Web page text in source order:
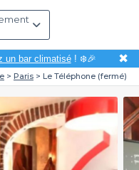
un bar climatisé! ❄️🎉 ✖
Paris Le Téléphone (fermé)